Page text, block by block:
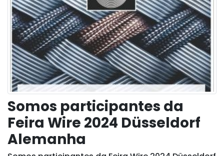
Somos participantes da
Feira Wire 2024 Düsseldorf
Alemanha